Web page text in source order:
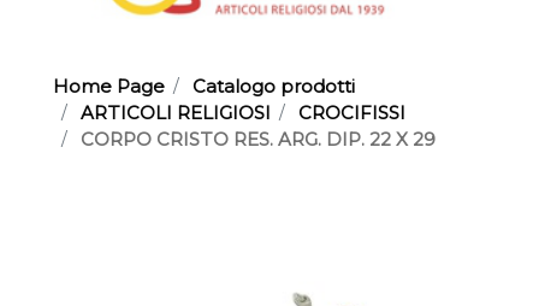
Home Page
Catalogo prodotti
ARTICOLI RELIGIOSI
CROCIFISSI
CORPO CRISTO RES. ARG. DIP. 22 X 29